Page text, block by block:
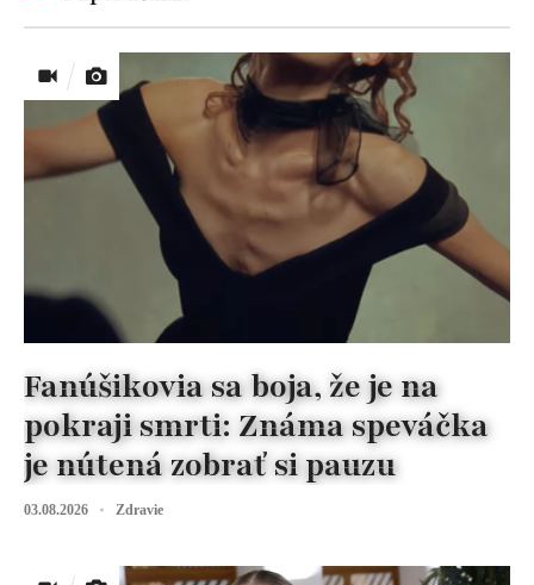
Fanúšikovia sa boja, že je na
pokraji smrti: Známa speváčka
je nútená zobrať si pauzu
03.08.2026 Zdravie